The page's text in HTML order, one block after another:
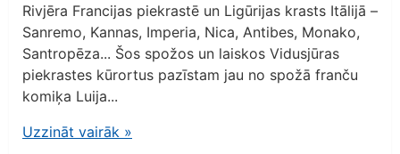
Rivjēra Francijas piekrastē un Ligūrijas krasts Itālijā –
Sanremo, Kannas, Imperia, Nica, Antibes, Monako,
Santropēza... Šos spožos un laiskos Vidusjūras
piekrastes kūrortus pazīstam jau no spožā franču
komiķa Luija...
Uzzināt vairāk »